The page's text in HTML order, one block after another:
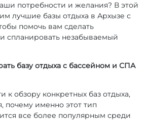
потребности и желания? В этой
лучшие базы отдыха в Архызе с
помочь вам сделать
спланировать незабываемый
базу отдыха с бассейном и СПА
обзору конкретных баз отдыха,
почему именно этот тип
все более популярным среди